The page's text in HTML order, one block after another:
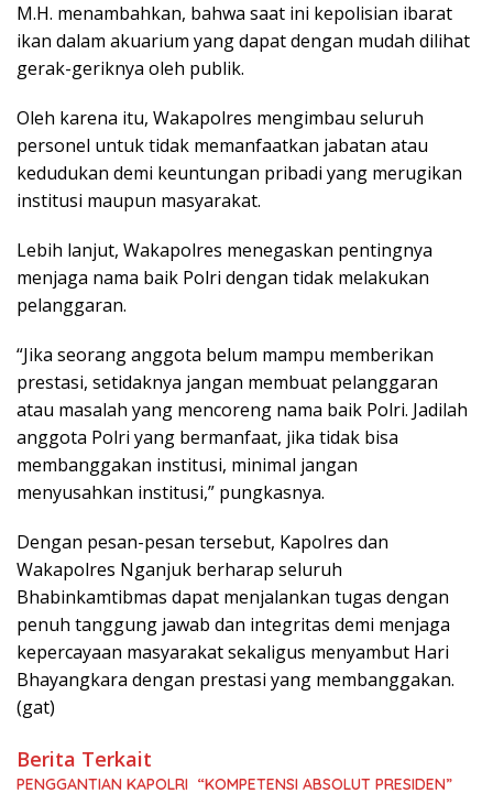
M.H. menambahkan, bahwa saat ini kepolisian ibarat
ikan dalam akuarium yang dapat dengan mudah dilihat
gerak-geriknya oleh publik.
Oleh karena itu, Wakapolres mengimbau seluruh
personel untuk tidak memanfaatkan jabatan atau
kedudukan demi keuntungan pribadi yang merugikan
institusi maupun masyarakat.
Lebih lanjut, Wakapolres menegaskan pentingnya
menjaga nama baik Polri dengan tidak melakukan
pelanggaran.
“Jika seorang anggota belum mampu memberikan
prestasi, setidaknya jangan membuat pelanggaran
atau masalah yang mencoreng nama baik Polri. Jadilah
anggota Polri yang bermanfaat, jika tidak bisa
membanggakan institusi, minimal jangan
menyusahkan institusi,” pungkasnya.
Dengan pesan-pesan tersebut, Kapolres dan
Wakapolres Nganjuk berharap seluruh
Bhabinkamtibmas dapat menjalankan tugas dengan
penuh tanggung jawab dan integritas demi menjaga
kepercayaan masyarakat sekaligus menyambut Hari
Bhayangkara dengan prestasi yang membanggakan.
(gat)
Berita Terkait
PENGGANTIAN KAPOLRI “KOMPETENSI ABSOLUT PRESIDEN”